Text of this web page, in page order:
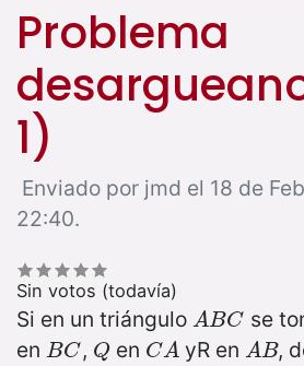
Problema
1)
Enviado por jmd el 18 de
22:40.
Sin votos (todavía)
Si en un triángulo ABC
ABC se
en BC
BC , Q
Q en CA
CAyR en AB
AB ,